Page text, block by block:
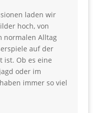
laden wir
hoch, von
normalen Alltag
auf der
ist. Ob es eine
oder im
immer so viel